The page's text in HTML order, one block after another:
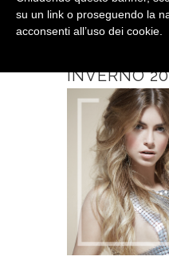
SPOTLIGHT –
INVERNO
su un link o proseguendo la
acconsenti all’uso dei cookie.